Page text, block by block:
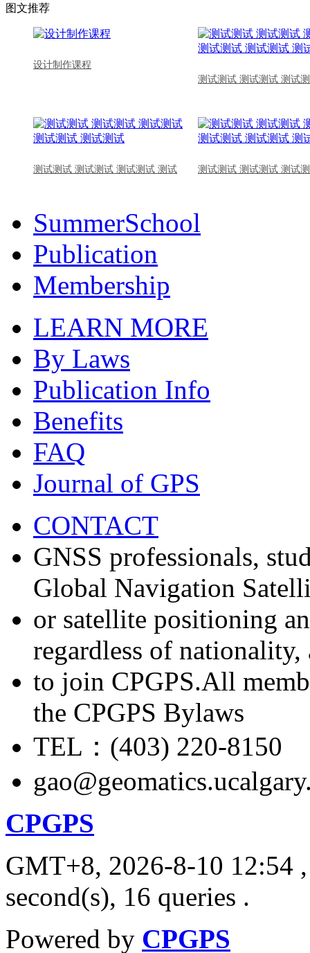
图文推荐
设计制作课程
测试测试 测试测试 测试
测试测试 测试测试 测试测试 测试 测试测试 测试测试 测试
SummerSchool
Publication
Membership
LEARN MORE
By Laws
Publication Info
Benefits
FAQ
Journal of GPS
CONTACT
GNSS professionals,
Global Navigation
or satellite positioning
regardless of nationality,
to join CPGPS.All
the CPGPS Bylaws
TEL：(403) 220-8150
CPGPS
GMT+8, 2026-8-10 12:54
second(s), 16 queries .
Powered by CPGPS